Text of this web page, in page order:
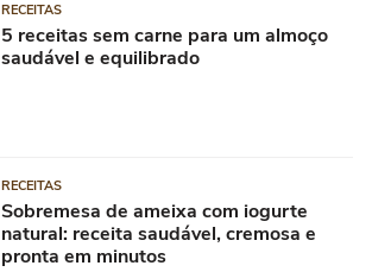
RECEITAS
5 receitas sem carne para um almoço
saudável e equilibrado
RECEITAS
Sobremesa de ameixa com iogurte
natural: receita saudável, cremosa e
pronta em minutos